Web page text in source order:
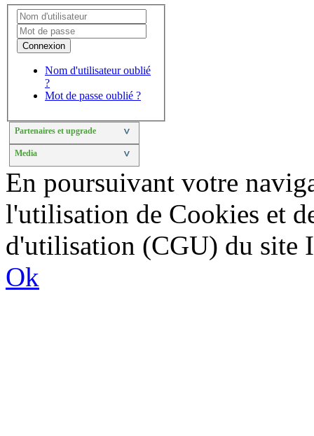
Connexion
Nom d'utilisateur oublié
?
Mot de passe oublié ?
Partenaires et upgrade >
Media >
En poursuivant votre
l'utilisation de Cookies et
d'utilisation (CGU) du site
Ok